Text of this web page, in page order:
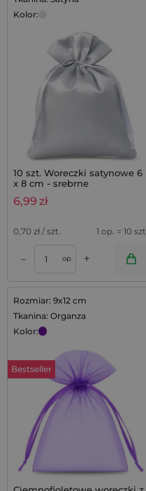
Kolor:
10 szt. Woreczki satynowe 6
x 8 cm - srebrne
6,99 zł
0,70 zł / szt. 1 op. = 10 szt.
– op. +
Rozmiar: 9x12 cm
Tkanina: Organza
Kolor:
Bestseller